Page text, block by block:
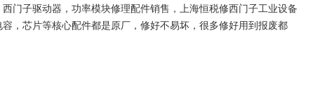
门子驱动器，功率模块修理配件销售，上海恒税修西门子工业设备
，芯片等核心配件都是原厂，修好不易坏，很多修好用到报废都